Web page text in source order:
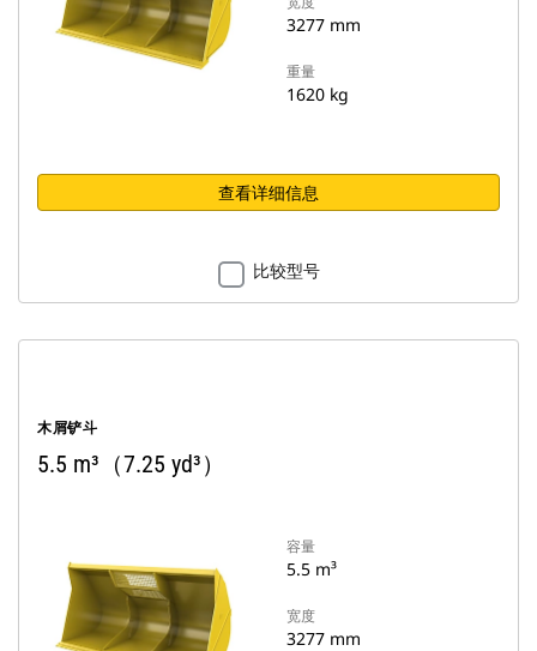
3277 mm
重量
1620 kg
查看详细信息
比较型号
木屑铲斗
5.5 m³（7.25 yd³）
容量
5.5 m³
宽度
3277 mm